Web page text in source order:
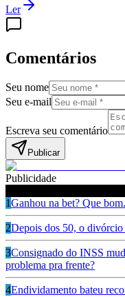
Ler
Comentários
Seu nome
Seu e-mail
Escreva seu comentário
Publicar
Publicidade
1Ganhou na bet? Que
2Depois dos 50, o
3Consignado do INSS
problema pra frente?
4Endividamento bateu